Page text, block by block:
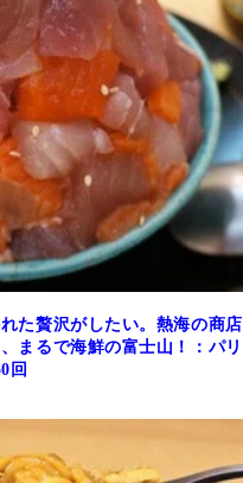
た贅沢がしたい。熱海の商店
まるで海鮮の富士山！：パリ
回